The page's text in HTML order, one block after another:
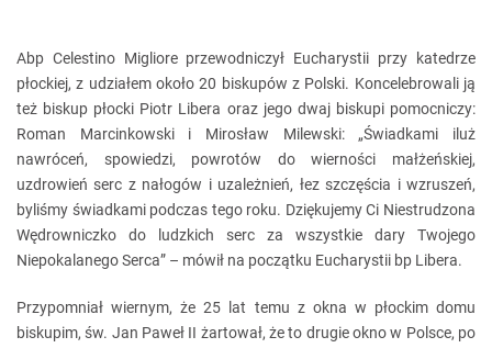
Abp Celestino Migliore przewodniczył Eucharystii przy katedrze
płockiej, z udziałem około 20 biskupów z Polski. Koncelebrowali ją
też biskup płocki Piotr Libera oraz jego dwaj biskupi pomocniczy:
Roman Marcinkowski i Mirosław Milewski: „Świadkami iluż
nawróceń, spowiedzi, powrotów do wierności małżeńskiej,
uzdrowień serc z nałogów i uzależnień, łez szczęścia i wzruszeń,
byliśmy świadkami podczas tego roku. Dziękujemy Ci Niestrudzona
Wędrowniczko do ludzkich serc za wszystkie dary Twojego
Niepokalanego Serca” – mówił na początku Eucharystii bp Libera.
Przypomniał wiernym, że 25 lat temu z okna w płockim domu
biskupim, św. Jan Paweł II żartował, że to drugie okno w Polsce, po